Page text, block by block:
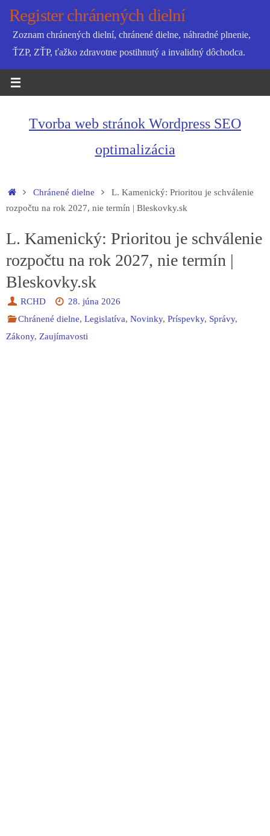
SkipRegister chránených dielní
Zoznam chránených dielní, chránené dielne, náhradné plnenie,
ŤZP, ZŤP, ťažko zdravotne postihnutý a invalidný dôchodca.
Tvorba web stránok Wordpress SEO
optimalizácia
HomeChránené dielne
L. Kamenický: Prioritou je schválenie
rozpočtu na rok 2027, nie termín | Bleskovky.sk
L. Kamenický: Prioritou je schválenie
rozpočtu na rok 2027, nie termín |
Bleskovky.sk
RCHD
28. júna 2026
Chránené dielne,Legislatíva,Novinky,Príspevky, Správy,
Zákony, Zaujímavosti